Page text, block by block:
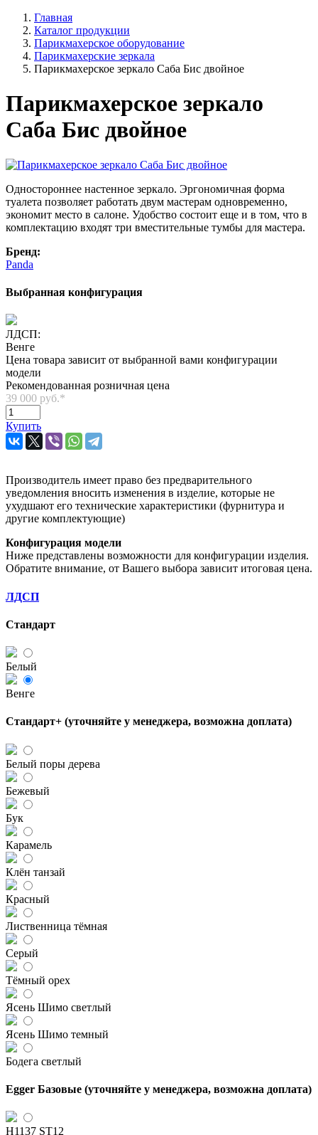
Главная
Каталог продукции
Парикмахерское оборудование
Парикмахерские зеркала
Парикмахерское зеркало Саба Бис двойное
Парикмахерское зеркало
Саба Бис двойное
Одностороннее настенное зеркало. Эргономичная форма
туалета позволяет работать двум мастерам одновременно,
экономит место в салоне. Удобство состоит еще и в том, что в
комплектацию входят три вместительные тумбы для мастера.
Бренд:
Panda
Выбранная конфигурация
ЛДСП:
Венге
Цена товара зависит от выбранной вами конфигурации
модели
Рекомендованная розничная цена
39 000 руб.*
Купить
Производитель имеет право без предварительного
уведомления вносить изменения в изделие, которые не
ухудшают его технические характеристики (фурнитура и
другие комплектующие)
Конфигурация модели
Ниже представлены возможности для конфигурации изделия.
Обратите внимание, от Вашего выбора зависит итоговая цена.
ЛДСП
Стандарт
Белый
Венге
Стандарт+ (уточняйте у менеджера, возможна доплата)
Белый поры дерева
Бежевый
Бук
Карамель
Клён танзай
Красный
Лиственница тёмная
Серый
Тёмный орех
Ясень Шимо светлый
Ясень Шимо темный
Бодега светлый
Egger Базовые (уточняйте у менеджера, возможна доплата)
H1137 ST12